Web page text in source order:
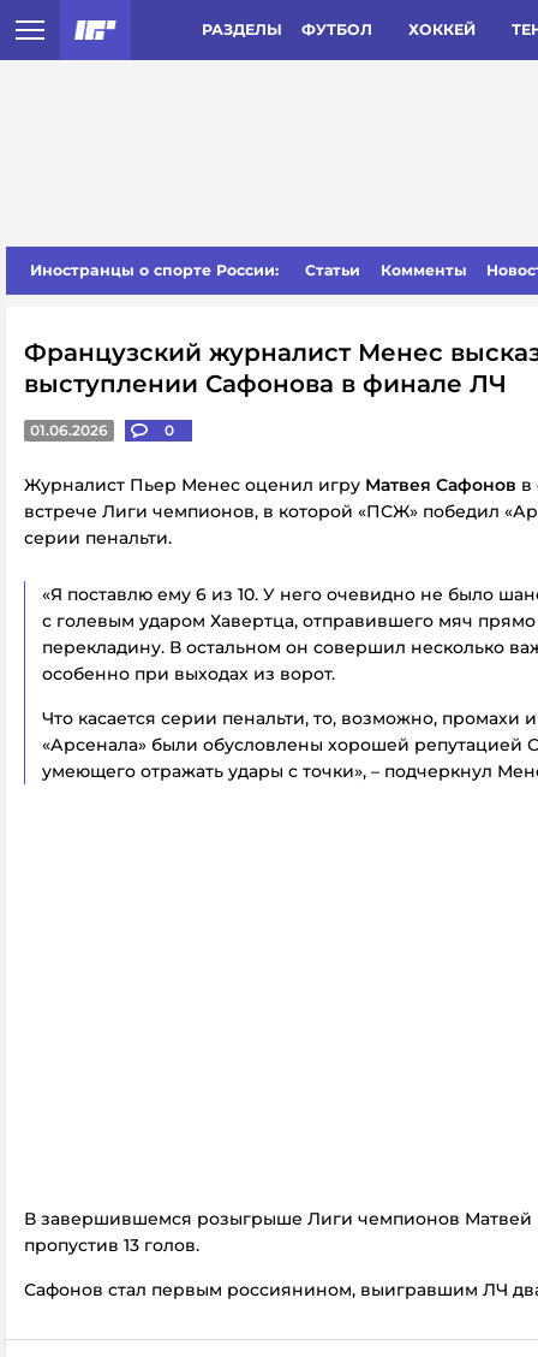
РАЗДЕЛЫ ФУТБОЛ ХОККЕЙ
Иностранцы о спорте России: Статьи Комменты
Французский журналист Менес
выступлении Сафонова в финале ЛЧ
01.06.2026 0
Журналист Пьер Менес оценил игру Матвея Сафонов в
встрече Лиги чемпионов, в которой «ПСЖ» победил
серии пенальти.
«Я поставлю ему 6 из 10. У него очевидно не было
с голевым ударом Хавертца, отправившего мяч
перекладину. В остальном он совершил несколько
особенно при выходах из ворот.
Что касается серии пенальти, то, возможно, промахи
«Арсенала» были обусловлены хорошей репутацией
умеющего отражать удары с точки», – подчеркнул
В завершившемся розыгрыше Лиги чемпионов Матвей
пропустив 13 голов.
Сафонов стал первым россиянином, выигравшим ЛЧ